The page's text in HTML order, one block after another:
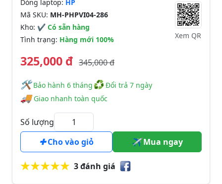
Dòng laptop: HP
Mã SKU: MH-PHPVI04-286
Kho: ✔ Có sẵn hàng
Tình trạng: Hàng mới 100% Xem QR
325,000 đ 345,000 đ
🛠️️ Bảo hành 6 tháng♻Đổi trả 7 ngày
🚚Giao nhanh toàn quốc
Số lượng
Cho vào giỏ
Mua ngay
3 đánh giá